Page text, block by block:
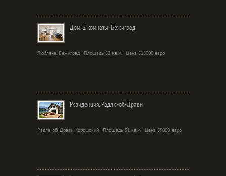
Дом, 2 комнаты, Бежиград
Любляна, Бежиград - Площадь 82 кв.м. - Цена 518000 евро
Резиденция, Радле-об-Драви
Радле-об-Драви, Корошский - Площадь 51 кв.м. - Цена 59000 евро